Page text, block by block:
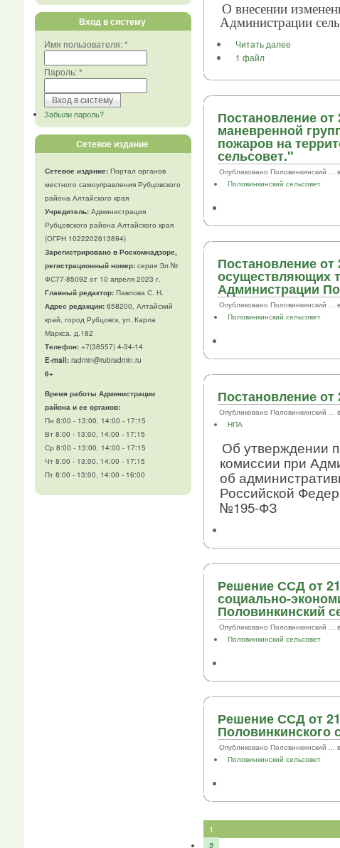
Вход в систему
Имя пользователя:*
Пароль:*
Забыли пароль?
Сетевое издание
Сетевое издание:Портал органов
местного самоуправления Рубцовского
района Алтайского края
Учредитель:Администрация
Рубцовского района Алтайского края
(ОГРН 1022202613894)
Зарегистрировано в Роскомнадзоре,
регистрационный номер:серия Эл №
ФС77-85092 от 10 апреля 2023 г.
Главный редактор:Павлова С. Н.
Адрес редакции:658200, Алтайский
край, город Рубцовск, ул. Карла
Маркса, д.182
Телефон:+7(38557) 4-34-14
E-mail:radmin@rubradmin.ru
6+
Время работы Администрации
района и ее органов:
Пн 8:00 - 13:00, 14:00 - 17:15
Вт 8:00 - 13:00, 14:00 - 17:15
Ср 8:00 - 13:00, 14:00 - 17:15
Чт 8:00 - 13:00, 14:00 - 17:15
Пт 8:00 - 13:00, 14:00 - 16:00
О внесении
Администрации
Читать далее
1 файл
Постановление
маневренной
пожаров на
сельсовет."
Опубликовано Половинкинский ...
Половинкинский сельсовет
Постановление
осуществляющих
Администрации
Опубликовано Половинкинский ...
Половинкинский сельсовет
Постановление от
Опубликовано Половинкинский ...
НПА
Об утверждении
комиссии при
об
Российской
№195-ФЗ
Решение ССД от
социально-
Половинкинский
Опубликовано Половинкинский ...
Половинкинский сельсовет
Решение ССД от
Половинкинского
Опубликовано Половинкинский ...
Половинкинский сельсовет
1
2